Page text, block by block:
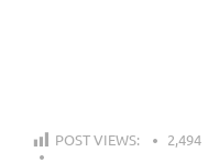
POST VIEWS: 2,494